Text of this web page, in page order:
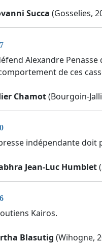
Succa (Gosselies,
Alexandre
de ces
Chamot(Bourgoin-
indépendante
Jean-Luc Humblet
Kairos.
Blasutig (Wihogne,